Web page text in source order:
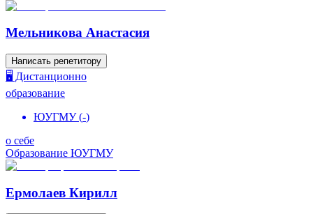
Мельникова Анастасия
Написать репетитору
🖥️ Дистанционно
образование
ЮУГМУ(-)
о себе
Образование ЮУГМУ
Ермолаев Кирилл